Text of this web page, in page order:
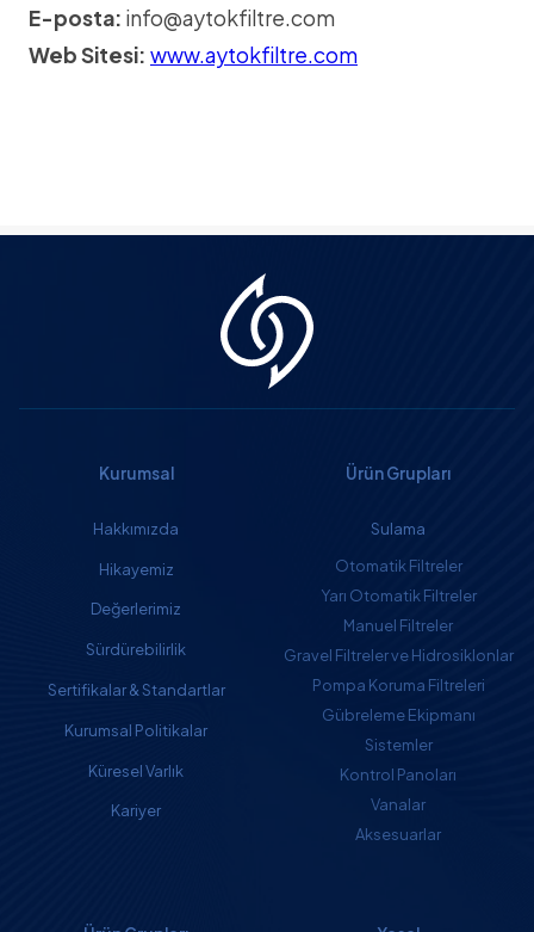
E-posta: info@aytokfiltre.com
Web Sitesi: www.aytokfiltre.com
Kurumsal
Hakkımızda
Hikayemiz
Değerlerimiz
Sürdürebilirlik
Sertifikalar & Standartlar
Kurumsal Politikalar
Küresel Varlık
Kariyer
Ürün Grupları
Sulama
Otomatik Filtreler
Yarı Otomatik Filtreler
Manuel Filtreler
Gravel Filtreler ve Hidrosiklonlar
Pompa Koruma Filtreleri
Gübreleme Ekipmanı
Sistemler
Kontrol Panoları
Vanalar
Aksesuarlar